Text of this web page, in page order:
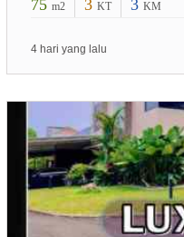
75 m2 3 KT 3 KM
4 hari yang lalu